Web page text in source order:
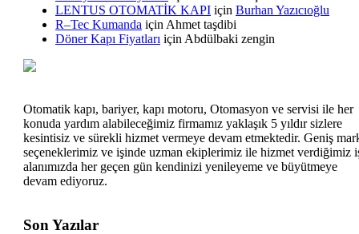
LENTUS OTOMATİK KAPI için Burhan Yazıcıoğlu
R–Tec Kumanda için Ahmet taşdibi
Döner Kapı Fiyatları için Abdülbaki zengin
Otomatik kapı, bariyer, kapı motoru, Otomasyon ve servisi ile her
konuda yardım alabileceğimiz firmamız yaklaşık 5 yıldır sizlere
kesintisiz ve sürekli hizmet vermeye devam etmektedir. Geniş
seçeneklerimiz ve işinde uzman ekiplerimiz ile hizmet verdiğimiz
alanımızda her geçen gün kendinizi yenileyeme ve büyütmeye
devam ediyoruz.
Son Yazılar